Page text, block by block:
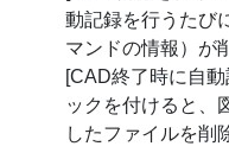
動記録を行うたび
マンドの情報）が
[CAD終了時に自
ックを付けると、
したファイルを削